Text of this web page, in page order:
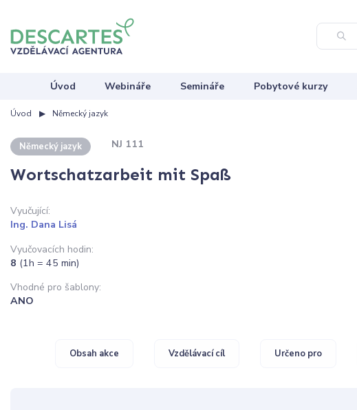
Úvod Webináře Semináře Pobytové kurzy
Úvod Německý jazyk
Německý jazyk NJ 111
Wortschatzarbeit mit Spaß
Vyučující:
Ing. Dana Lisá
Vyučovacích hodin:
8 (1h = 45 min)
Vhodné pro šablony:
ANO
Obsah akce Vzdělávací cíl Určeno pro